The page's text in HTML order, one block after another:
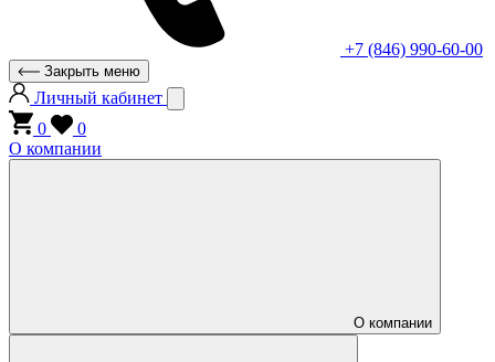
+7 (846) 990-60-00
Закрыть меню
Личный кабинет
0
0
О компании
О компании